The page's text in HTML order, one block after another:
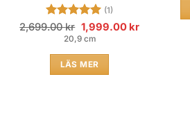
Betygsatt5
av 5
(1)
2,699.00kr Original
price
was:
2,699.00 kr.
1,999.00 krCurrent
20,9 cm
LÄS MER